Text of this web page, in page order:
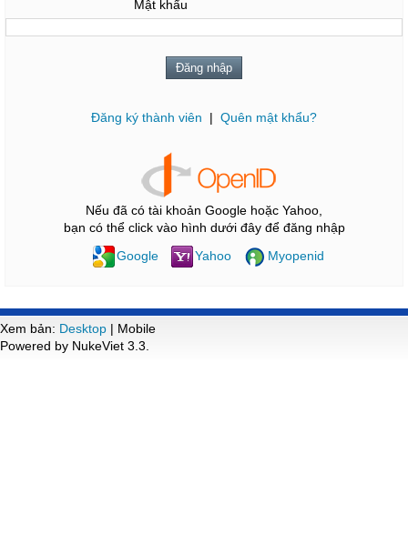
Mật khẩu
Đăng ký thành viên | Quên mật khẩu?
Nếu đã có tài khoản Google hoặc Yahoo,
bạn có thể click vào hình dưới đây để đăng nhập
Google
Yahoo Myopenid
Xem bản: Desktop | Mobile
Powered by NukeViet 3.3.